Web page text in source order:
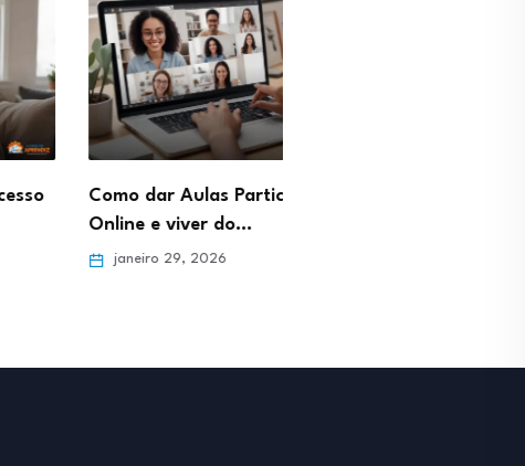
dar Aulas Particulares
e viver do…
29, 2026